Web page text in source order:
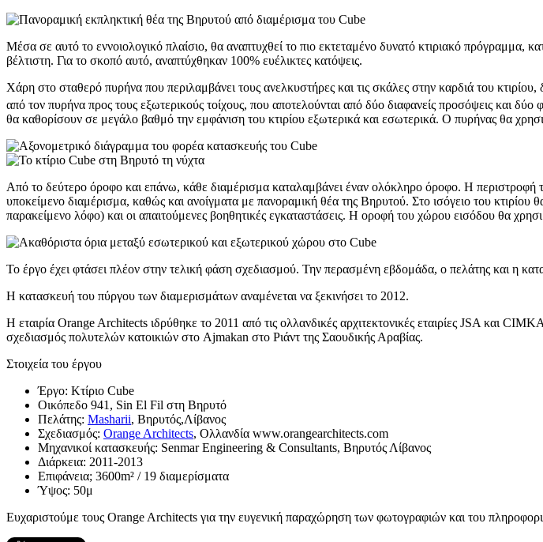
Μέσα σε αυτό το εννοιολογικό πλαίσιο, θα αναπτυχθεί το πιο εκτεταμένο δυνατό κτιριακό πρόγραμμα,
βέλτιστη. Για το σκοπό αυτό, αναπτύχθηκαν 100% ευέλικτες κατόψεις.
Χάρη στο σταθερό πυρήνα που περιλαμβάνει τους ανελκυστήρες και τις σκάλες στην καρδιά του
από τον πυρήνα προς τους εξωτερικούς τοίχους, που αποτελούνται από δύο διαφανείς προσόψεις και
θα καθορίσουν σε μεγάλο βαθμό την εμφάνιση του κτιρίου εξωτερικά και εσωτερικά. Ο πυρήνας θα
Από το δεύτερο όροφο και επάνω, κάθε διαμέρισμα καταλαμβάνει έναν ολόκληρο όροφο. Η
υποκείμενο διαμέρισμα, καθώς και ανοίγματα με πανοραμική θέα της Βηρυτού. Στο ισόγειο του
παρακείμενο λόφο) και οι απαιτούμενες βοηθητικές εγκαταστάσεις. Η οροφή του χώρου εισόδου θα
Το έργο έχει φτάσει πλέον στην τελική φάση σχεδιασμού. Την περασμένη εβδομάδα, ο πελάτης και η
Η κατασκευή του πύργου των διαμερισμάτων αναμένεται να ξεκινήσει το 2012.
Η εταιρία Orange Architects ιδρύθηκε το 2011 από τις ολλανδικές αρχιτεκτονικές εταιρίες JSA και
σχεδιασμός πολυτελών κατοικιών στο Ajmakan στο Ριάντ της Σαουδικής Αραβίας.
Στοιχεία του έργου
Έργο: Κτίριο Cube
Οικόπεδο 941, Sin El Fil στη Βηρυτό
Πελάτης: Masharii, Βηρυτός,Λίβανος
Σχεδιασμός: Orange Architects, Ολλανδία www.orangearchitects.com
Μηχανικοί κατασκευής: Senmar Engineering & Consultants, Βηρυτός Λίβανος
Διάρκεια: 2011-2013
Επιφάνεια; 3600m² / 19 διαμερίσματα
Ύψος: 50μ
Ευχαριστούμε τους Orange Architects για την ευγενική παραχώρηση των φωτογραφιών και του